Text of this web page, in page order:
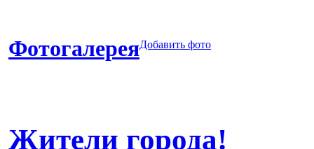
ФотогалереяДобавить фото
Жители города!